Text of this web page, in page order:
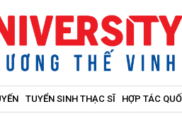
TUYỂN SINH THẠC SĨ HỢP TÁC